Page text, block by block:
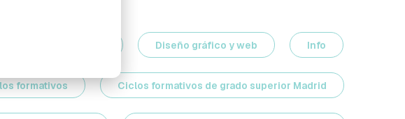
3D & Videojuegos Diseño gráfico y web Info
formativos Ciclos formativos de grado superior Madrid